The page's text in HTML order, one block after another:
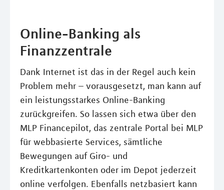
Online-Banking als
Finanzzentrale
Dank Internet ist das in der Regel auch kein
Problem mehr – vorausgesetzt, man kann auf
ein leistungsstarkes Online-Banking
zurückgreifen. So lassen sich etwa über den
MLP Financepilot, das zentrale Portal bei MLP
für webbasierte Services, sämtliche
Bewegungen auf Giro- und
Kreditkartenkonten oder im Depot jederzeit
online verfolgen. Ebenfalls netzbasiert kann